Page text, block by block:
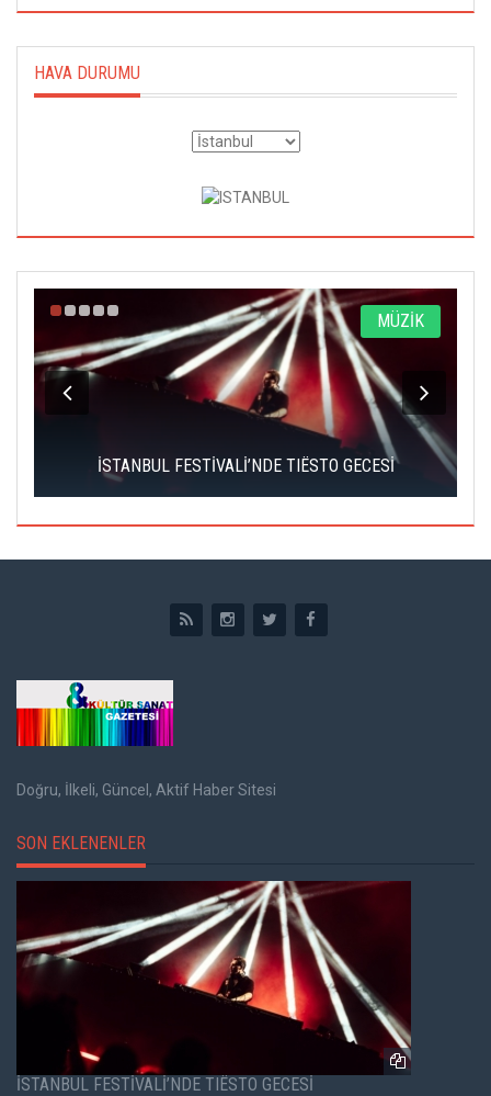
HAVA DURUMU
MÜZİK
İSTANBUL FESTİVALİ’NDE TIËSTO GECESİ
Doğru, İlkeli, Güncel, Aktif Haber Sitesi
SON EKLENENLER
İSTANBUL FESTİVALİ’NDE TIËSTO GECESİ